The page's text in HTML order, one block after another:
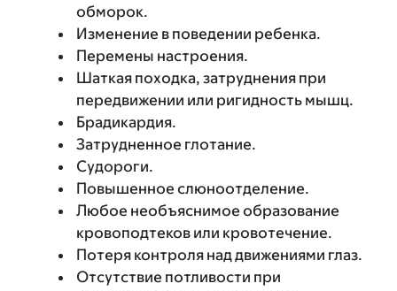
обморок.
Изменение в поведении ребенка.
Перемены настроения.
Шаткая походка, затруднения при
передвижении или ригидность мышц.
Брадикардия.
Затрудненное глотание.
Судороги.
Повышенное слюноотделение.
Любое необъяснимое образование
кровоподтеков или кровотечение.
Потеря контроля над движениями глаз.
Отсутствие потливости при